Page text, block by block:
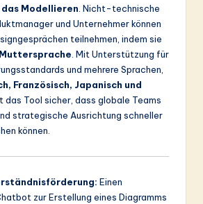
Modellieren . Nicht-technische
und Unternehmer können
teilnehmen, indem sie
Muttersprache . Mit Unterstützung für
und mehrere Sprachen,
Französisch, Japanisch und
das Tool sicher, dass globale Teams
strategische Ausrichtung schneller
können.
Einen
zur Erstellung eines Diagramms